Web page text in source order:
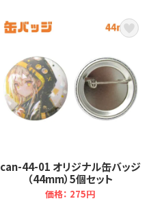
can-44-01 オリジナル缶バッジ
（44mm）5個セット
価格： 275円